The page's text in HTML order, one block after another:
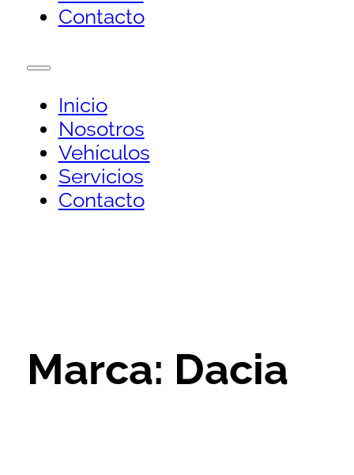
Contacto
Inicio
Nosotros
Vehículos
Servicios
Contacto
Marca: Dacia